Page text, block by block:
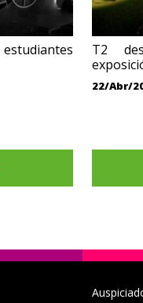
T2
22/Abr/